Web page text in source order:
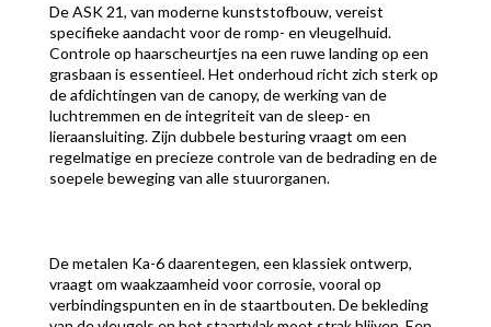
De ASK 21, van moderne kunststofbouw, vereist
specifieke aandacht voor de romp- en vleugelhuid.
Controle op haarscheurtjes na een ruwe landing op een
grasbaan is essentieel. Het onderhoud richt zich sterk op
de afdichtingen van de canopy, de werking van de
luchtremmen en de integriteit van de sleep- en
lieraansluiting. Zijn dubbele besturing vraagt om een
regelmatige en precieze controle van de bedrading en de
soepele beweging van alle stuurorganen.
De metalen Ka-6 daarentegen, een klassiek ontwerp,
vraagt om waakzaamheid voor corrosie, vooral op
verbindingspunten en in de staartbouten. De bekleding